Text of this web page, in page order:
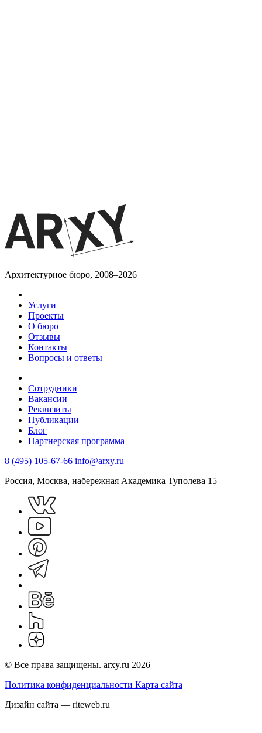
Архитектурное бюро, 2008–2026
Услуги
Проекты
О бюро
Отзывы
Контакты
Вопросы и ответы
Сотрудники
Вакансии
Реквизиты
Публикации
Блог
Партнерская программа
8 (495) 105-67-66 info@arxy.ru
Россия, Москва, набережная Академика Туполева 15
© Все права защищены. arxy.ru 2026
Политика конфиденциальности Карта сайта
Дизайн сайта — riteweb.ru